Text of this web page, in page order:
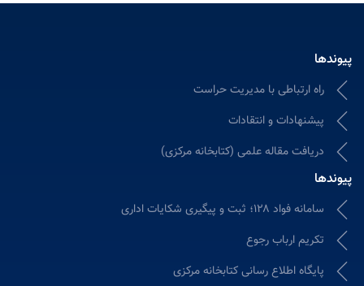
پیوندها
راه ارتباطی با مدیریت حراست
پیشنهادات و انتقادات
دریافت مقاله علمی (کتابخانه مرکزی)
پیوندها
سامانه فواد ۱۲۸؛ ثبت و پیگیری شکایات اداری
تکریم ارباب رجوع
پایگاه اطلاع رسانی کتابخانه مرکزی